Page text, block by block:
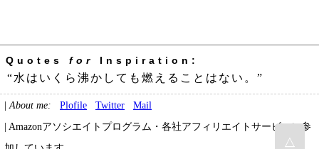
Quotes for Inspiration:
“水はいくら沸かしても燃えることはない。”
| About me: Plofile Twitter
Mail
| Amazonアソシエイトプログラム・各社アフィリエイトサービスに参
△